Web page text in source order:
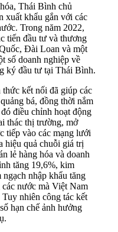
Thái Bình chủ
xuất khẩu gắn với các
Trong năm 2022,
tiến đầu tư và thương
Đài Loan và một
số doanh nghiệp về
ký đầu tư tại Thái Bình.
kết nối đã giúp các
bá, đồng thời nắm
điều chỉnh hoạt động
thác thị trường, mở
tiếp vào các mạng lưới
hiệu quả chuỗi giá trị
lẻ hàng hóa và doanh
tăng 19,6%, kim
nhập khẩu tăng
nước mà Việt Nam
nhiên công tác kết
hạn chế ảnh hưởng